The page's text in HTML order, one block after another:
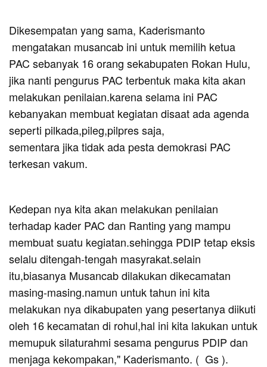
Dikesempatan yang sama, Kaderismanto
mengatakan musancab ini untuk memilih ketua
PAC sebanyak 16 orang sekabupaten Rokan Hulu,
jika nanti pengurus PAC terbentuk maka kita akan
melakukan penilaian.karena selama ini PAC
kebanyakan membuat kegiatan disaat ada agenda
seperti pilkada,pileg,pilpres saja,
sementara jika tidak ada pesta demokrasi PAC
terkesan vakum.
Kedepan nya kita akan melakukan penilaian
terhadap kader PAC dan Ranting yang mampu
membuat suatu kegiatan.sehingga PDIP tetap eksis
selalu ditengah-tengah masyrakat.selain
itu,biasanya Musancab dilakukan dikecamatan
masing-masing.namun untuk tahun ini kita
melakukan nya dikabupaten yang pesertanya diikuti
oleh 16 kecamatan di rohul,hal ini kita lakukan untuk
memupuk silaturahmi sesama pengurus PDIP dan
menjaga kekompakan," Kaderismanto. ( Gs ).